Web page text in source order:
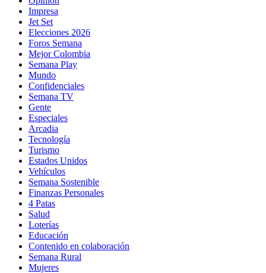
Impresa
Jet Set
Elecciones 2026
Foros Semana
Mejor Colombia
Semana Play
Mundo
Confidenciales
Semana TV
Gente
Especiales
Arcadia
Tecnología
Turismo
Estados Unidos
Vehículos
Semana Sostenible
Finanzas Personales
4 Patas
Salud
Loterías
Educación
Contenido en colaboración
Semana Rural
Mujeres